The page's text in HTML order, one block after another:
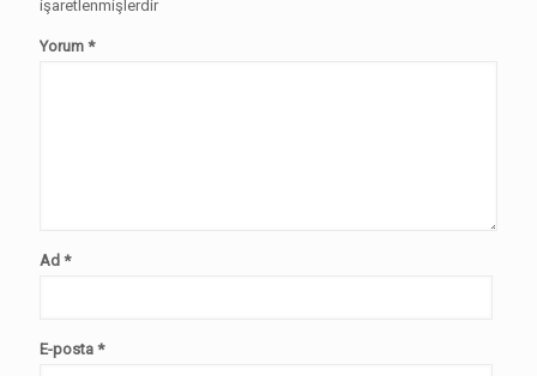
işaretlenmişlerdir
Yorum *
Ad *
E-posta *